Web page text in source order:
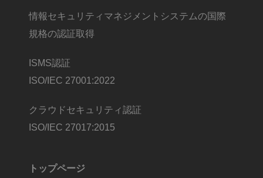
情報セキュリティマネジメントシステムの国際
規格の認証取得
ISMS認証
ISO/IEC 27001:2022
クラウドセキュリティ認証
ISO/IEC 27017:2015
トップページ